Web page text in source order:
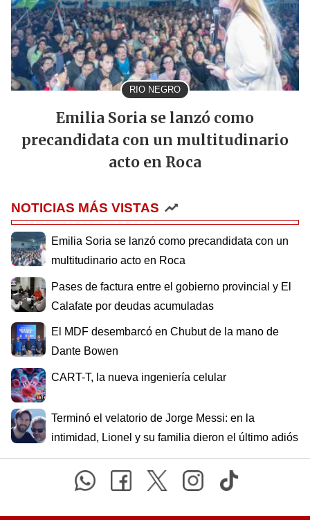
RIO NEGRO
Emilia Soria se lanzó como
precandidata con un multitudinario
acto en Roca
NOTICIAS MÁS VISTAS
Emilia Soria se lanzó como precandidata con un
multitudinario acto en Roca
Pases de factura entre el gobierno provincial y El
Calafate por deudas acumuladas
El MDF desembarcó en Chubut de la mano de
Dante Bowen
CART-T, la nueva ingeniería celular
Terminó el velatorio de Jorge Messi: en la
intimidad, Lionel y su familia dieron el último adiós